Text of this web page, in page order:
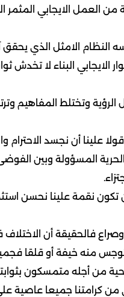
من العمل الايجابي
النظام الامثل الذي
الايجابي البناء لا تخدش
الرؤية وتختلط المفاهيم
أن نجسد الاحترام
المسؤولة وبين
نقمة علينا نحسن
فالحقيقة أن الاختلاف
منه خيفة أو قلقا
أجله متمسكون
من كرامتنا جميعا